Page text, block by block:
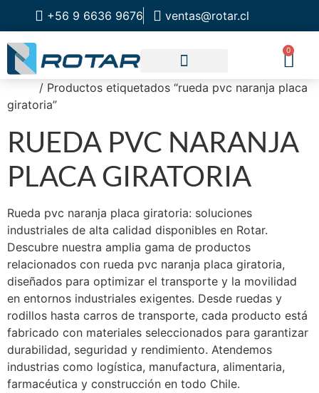
+56 9 6636 9676 ventas@rotar.cl
0
/ Productos etiquetados “rueda pvc naranja placa
giratoria”
RUEDA PVC NARANJA
PLACA GIRATORIA
Rueda pvc naranja placa giratoria: soluciones
industriales de alta calidad disponibles en Rotar.
Descubre nuestra amplia gama de productos
relacionados con rueda pvc naranja placa giratoria,
diseñados para optimizar el transporte y la movilidad
en entornos industriales exigentes. Desde ruedas y
rodillos hasta carros de transporte, cada producto está
fabricado con materiales seleccionados para garantizar
durabilidad, seguridad y rendimiento. Atendemos
industrias como logística, manufactura, alimentaria,
farmacéutica y construcción en todo Chile.